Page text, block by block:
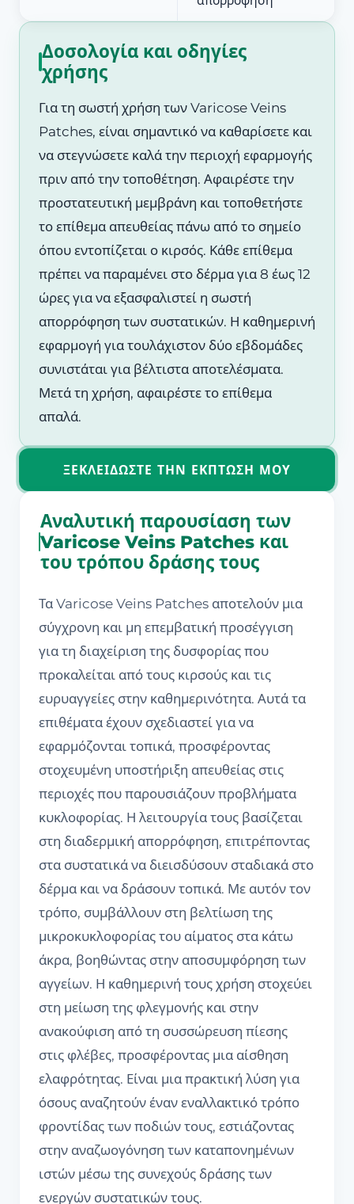
Δοσολογία και οδηγίες
χρήσης
Για τη σωστή χρήση των Varicose Veins
Patches, είναι σημαντικό να καθαρίσετε και
να στεγνώσετε καλά την περιοχή εφαρμογής
πριν από την τοποθέτηση. Αφαιρέστε την
προστατευτική μεμβράνη και τοποθετήστε
το επίθεμα απευθείας πάνω από το σημείο
όπου εντοπίζεται ο κιρσός. Κάθε επίθεμα
πρέπει να παραμένει στο δέρμα για 8 έως 12
ώρες για να εξασφαλιστεί η σωστή
απορρόφηση των συστατικών. Η καθημερινή
εφαρμογή για τουλάχιστον δύο εβδομάδες
συνιστάται για βέλτιστα αποτελέσματα.
Μετά τη χρήση, αφαιρέστε το επίθεμα
απαλά.
ΞΕΚΛΕΙΔΏΣΤΕ ΤΗΝ ΈΚΠΤΩΣΉ ΜΟΥ
Αναλυτική παρουσίαση των
Varicose Veins Patches και
του τρόπου δράσης τους
Τα Varicose Veins Patches αποτελούν μια
σύγχρονη και μη επεμβατική προσέγγιση
για τη διαχείριση της δυσφορίας που
προκαλείται από τους κιρσούς και τις
ευρυαγγείες στην καθημερινότητα. Αυτά τα
επιθέματα έχουν σχεδιαστεί για να
εφαρμόζονται τοπικά, προσφέροντας
στοχευμένη υποστήριξη απευθείας στις
περιοχές που παρουσιάζουν προβλήματα
κυκλοφορίας. Η λειτουργία τους βασίζεται
στη διαδερμική απορρόφηση, επιτρέποντας
στα συστατικά να διεισδύσουν σταδιακά στο
δέρμα και να δράσουν τοπικά. Με αυτόν τον
τρόπο, συμβάλλουν στη βελτίωση της
μικροκυκλοφορίας του αίματος στα κάτω
άκρα, βοηθώντας στην αποσυμφόρηση των
αγγείων. Η καθημερινή τους χρήση στοχεύει
στη μείωση της φλεγμονής και στην
ανακούφιση από τη συσσώρευση πίεσης
στις φλέβες, προσφέροντας μια αίσθηση
ελαφρότητας. Είναι μια πρακτική λύση για
όσους αναζητούν έναν εναλλακτικό τρόπο
φροντίδας των ποδιών τους, εστιάζοντας
στην αναζωογόνηση των καταπονημένων
ιστών μέσω της συνεχούς δράσης των
ενεργών συστατικών τους.